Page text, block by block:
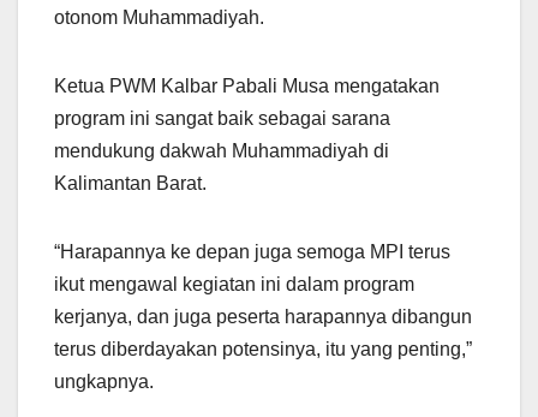
otonom Muhammadiyah.
Ketua PWM Kalbar Pabali Musa mengatakan
program ini sangat baik sebagai sarana
mendukung dakwah Muhammadiyah di
Kalimantan Barat.
“Harapannya ke depan juga semoga MPI terus
ikut mengawal kegiatan ini dalam program
kerjanya, dan juga peserta harapannya dibangun
terus diberdayakan potensinya, itu yang penting,”
ungkapnya.